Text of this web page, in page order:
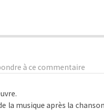
à ce commentaire
la musique après la